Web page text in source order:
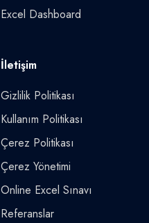
Excel Dashboard
İletişim
Gizlilik Politikası
Kullanım Politikası
Çerez Politikası
Çerez Yönetimi
Online Excel Sınavı
Referanslar